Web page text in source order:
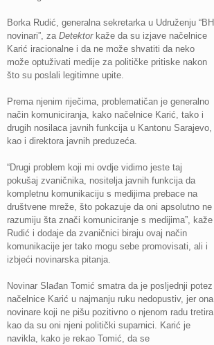
Borka Rudić, generalna sekretarka u Udruženju “BH
novinari”, za Detektorkaže da su izjave načelnice
Karić iracionalne i da ne može shvatiti da neko
može optuživati medije za političke pritiske nakon
što su poslali legitimne upite.
Prema njenim riječima, problematičan je generalno
način komuniciranja, kako načelnice Karić, tako i
drugih nosilaca javnih funkcija u Kantonu Sarajevo,
kao i direktora javnih preduzeća.
“Drugi problem koji mi ovdje vidimo jeste taj
pokušaj zvaničnika, nositelja javnih funkcija da
kompletnu komunikaciju s medijima prebace na
društvene mreže, što pokazuje da oni apsolutno ne
razumiju šta znači komuniciranje s medijima”, kaže
Rudić i dodaje da zvaničnici biraju ovaj način
komunikacije jer tako mogu sebe promovisati, ali i
izbjeći novinarska pitanja.
Novinar Slađan Tomić smatra da je posljednji potez
načelnice Karić u najmanju ruku nedopustiv, jer ona
novinare koji ne pišu pozitivno o njenom radu tretira
kao da su oni njeni politički suparnici. Karić je
navikla, kako je rekao Tomić, da se